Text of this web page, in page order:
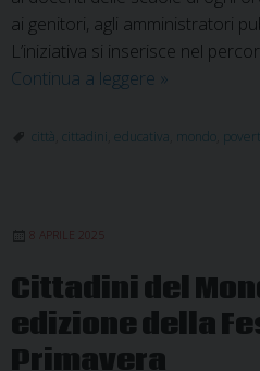
ai genitori, agli amministratori
L’iniziativa si inserisce nel
Continua a leggere Al
“Città
e
Povertà
»
città cittadini educativa mondo
8 APRILE 2025
Cittadini del
edizione della
Primavera